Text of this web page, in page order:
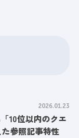
2026.01.23
10位以内のクエ
参照記事特性